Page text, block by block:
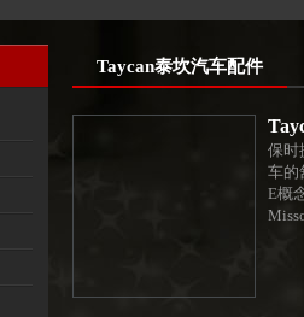
Taycan泰坎汽车配件
保时
车的
E概